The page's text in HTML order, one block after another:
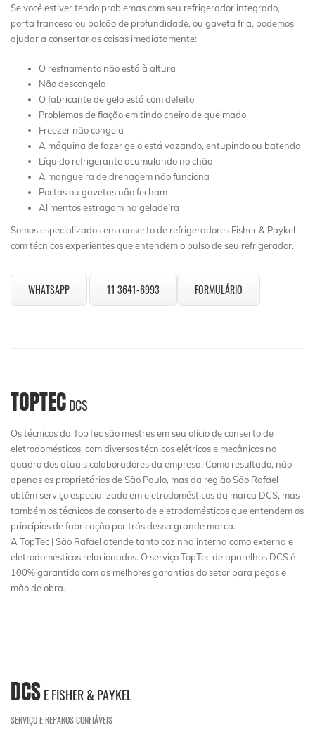
Se você estiver tendo problemas com seu refrigerador integrado,
porta francesa ou balcão de profundidade, ou gaveta fria, podemos
ajudar a consertar as coisas imediatamente:
O resfriamento não está à altura
Não descongela
O fabricante de gelo está com defeito
Problemas de fiação emitindo cheiro de queimado
Freezer não congela
A máquina de fazer gelo está vazando, entupindo ou batendo
Líquido refrigerante acumulando no chão
A mangueira de drenagem não funciona
Portas ou gavetas não fecham
Alimentos estragam na geladeira
Somos especializados em conserto de refrigeradores Fisher & Paykel
com técnicos experientes que entendem o pulso de seu refrigerador.
WHATSAPP 11 3641-6993 FORMULÁRIO
TOPTECDCS
Os técnicos da TopTec são mestres em seu ofício de conserto de
eletrodomésticos, com diversos técnicos elétricos e mecânicos no
quadro dos atuais colaboradores da empresa. Como resultado, não
apenas os proprietários de São Paulo, mas da região São Rafael
obtêm serviço especializado em eletrodomésticos da marca DCS, mas
também os técnicos de conserto de eletrodomésticos que entendem os
princípios de fabricação por trás dessa grande marca.
A TopTec | São Rafael atende tanto cozinha interna como externa e
eletrodomésticos relacionados. O serviço TopTec de aparelhos DCS é
100% garantido com as melhores garantias do setor para peças e
mão de obra.
DCSE FISHER & PAYKEL
SERVIÇO E REPAROS CONFIÁVEIS